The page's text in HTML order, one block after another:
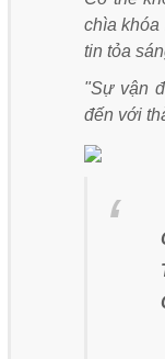
chìa khóa
tin tỏa
"Sự vận
đến với